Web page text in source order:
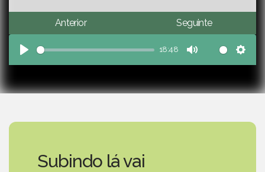
Anterior Seguinte
Play
18:48
Mute
Subindo lá vai